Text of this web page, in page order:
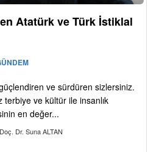
Atatürk ve Türk İstiklal
ve sürdüren sizlersiniz.
ve kültür ile insanlık
en değer...
Dr. Suna ALTAN